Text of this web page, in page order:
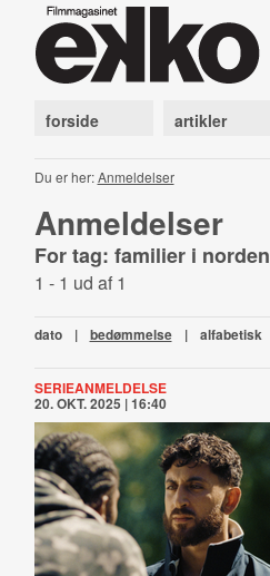
forside artikler
Du er her:Anmeldelser
Anmeldelser
For tag: familier i norden
1 - 1 ud af 1
dato | bedømmelse | alfabetisk
SERIEANMELDELSE
20. OKT. 2025 | 16:40